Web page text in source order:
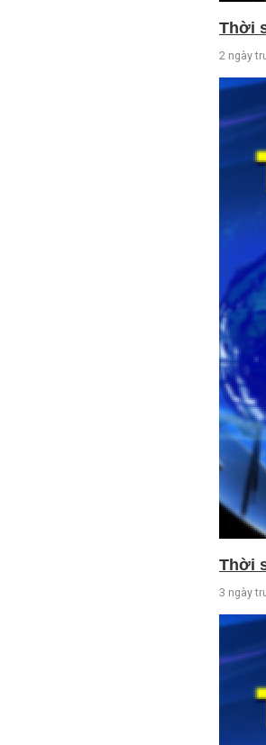
Thời
2 ngày
Thời
3 ngày